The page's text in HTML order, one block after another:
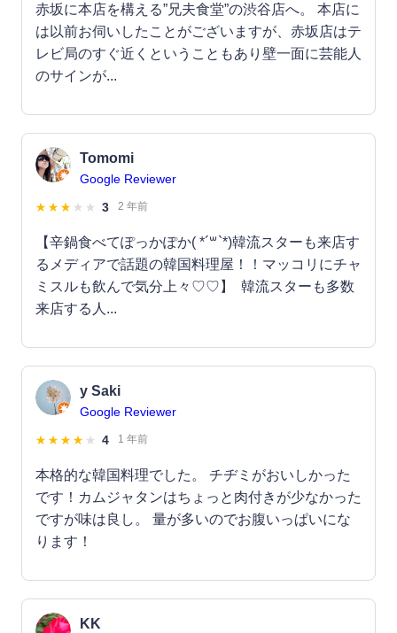
赤坂に本店を構える”兄夫食堂”の渋谷店へ。 本店に
は以前お伺いしたことがございますが、赤坂店はテ
レビ局のすぐ近くということもあり壁一面に芸能人
のサインが...
Tomomi
Google Reviewer
3
2 年前
【辛鍋食べてぽっかぽか( *´꒳`*)韓流スターも来店す
るメディアで話題の韓国料理屋！！マッコリにチャ
ミスルも飲んで気分上々♡♡】 ⁡ 韓流スターも多数
来店する人...
y Saki
Google Reviewer
4
1 年前
本格的な韓国料理でした。 チヂミがおいしかった
です！カムジャタンはちょっと肉付きが少なかった
ですが味は良し。 量が多いのでお腹いっぱいにな
ります！
KK